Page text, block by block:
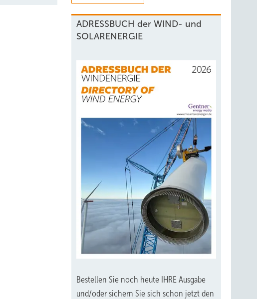
ADRESSBUCH der WIND- und
SOLARENERGIE
Bestellen Sie noch heute IHRE Ausgabe
und/oder sichern Sie sich schon jetzt den